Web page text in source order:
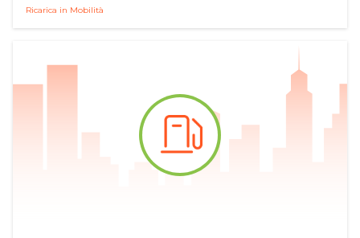
Ricarica in Mobilità